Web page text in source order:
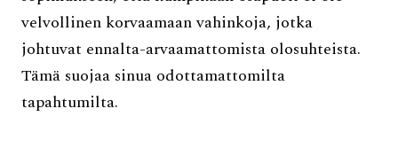
velvollinen korvaamaan vahinkoja, jotka
johtuvat ennalta-arvaamattomista olosuhteista.
Tämä suojaa sinua odottamattomilta
tapahtumilta.